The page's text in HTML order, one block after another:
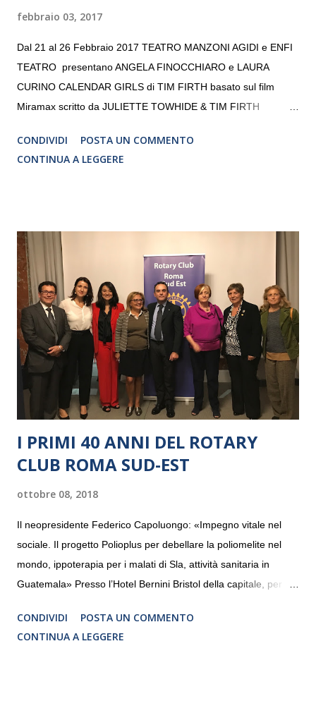
febbraio 03, 2017
Dal 21 al 26 Febbraio 2017 TEATRO MANZONI AGIDI e ENFI
TEATRO presentano ANGELA FINOCCHIARO e LAURA
CURINO CALENDAR GIRLS di TIM FIRTH basato sul film
Miramax scritto da JULIETTE TOWHIDE & TIM FIRTH
CRISTINA PEZZOLI
CONDIVIDI
POSTA UN COMMENTO
CONTINUA A LEGGERE
I PRIMI 40 ANNI DEL ROTARY
CLUB ROMA SUD-EST
ottobre 08, 2018
Il neopresidente Federico Capoluongo: «Impegno vitale nel
sociale. Il progetto Polioplus per debellare la poliomelite nel
mondo, ippoterapia per i malati di Sla, attività sanitaria in
Guatemala» Presso l’Hotel Bernini Bristol della capitale, per la
programmazione del Rotary Club Roma Sud-Est che festeggia
i quaranta anni di attività. Un’occasione per raccontare al
CONDIVIDI
POSTA UN COMMENTO
CONTINUA A LEGGERE